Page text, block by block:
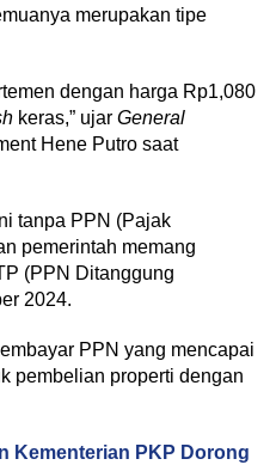
merupakan tipe
dengan harga Rp1,080
keras,” ujar General
Hene Putro saat
tanpa PPN (Pajak
pemerintah memang
(PPN Ditanggung
2024.
PPN yang mencapai
pembelian properti dengan
Kementerian PKP Dorong